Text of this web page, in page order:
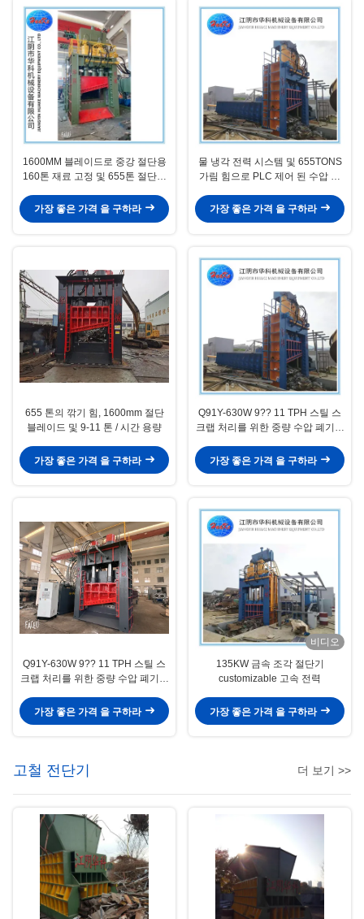
1600MM 블레이드로 중강 절단용
160톤 재료 고정 및 655톤 절단력
가장 좋은 가격 을 구하라
물 냉각 전력 시스템 및 655TONS
가림 힘으로 PLC 제어 된 수압 폐
가장 좋은 가격 을 구하라
655 톤의 깎기 힘, 1600mm 절단
블레이드 및 9-11 톤 / 시간 용량
가장 좋은 가격 을 구하라
Q91Y-630W 9?? 11 TPH 스틸 스
크랩 처리를 위한 중량 수압 폐기물
가장 좋은 가격 을 구하라
Q91Y-630W 9?? 11 TPH 스틸 스
크랩 처리를 위한 중량 수압 폐기물
가장 좋은 가격 을 구하라
비디오
135KW 금속 조각 절단기
customizable 고속 전력
가장 좋은 가격 을 구하라
고철 전단기 더 보기 >>